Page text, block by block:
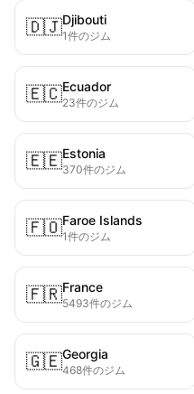
🇩🇯Djibouti
1件のジム
🇪🇨Ecuador
23件のジム
🇪🇪Estonia
370件のジム
🇫🇴Faroe Islands
1件のジム
🇫🇷France
5493件のジム
🇬🇪Georgia
468件のジム